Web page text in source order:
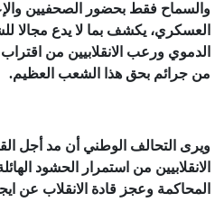
والسماح فقط بحضور الصحفيين
العسكري، يكشف بما لا يدع مجالا
الدموي ورعب الانقلابيين من
من جرائم بحق هذا الشعب العظيم.
ويرى التحالف الوطني أن مد أجل
الانقلابيين من استمرار الحشود
المحاكمة وعجز قادة الانقلاب عن